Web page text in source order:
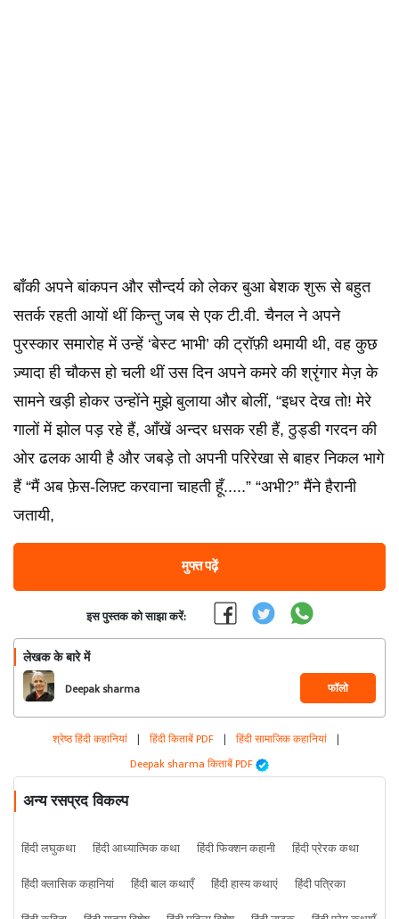
बाँकी अपने बांकपन और सौन्दर्य को लेकर बुआ बेशक शुरू से बहुत
सतर्क रहती आयों थीं किन्तु जब से एक टी.वी. चैनल ने अपने
पुरस्कार समारोह में उन्हें ‘बेस्ट भाभी’ की ट्रॉफ़ी थमायी थी, वह कुछ
ज़्यादा ही चौकस हो चली थीं उस दिन अपने कमरे की श्रृंगार मेज़ के
सामने खड़ी होकर उन्होंने मुझे बुलाया और बोलीं, “इधर देख तो! मेरे
गालों में झोल पड़ रहे हैं, आँखें अन्दर धसक रही हैं, ठुड्डी गरदन की
ओर ढलक आयी है और जबड़े तो अपनी परिरेखा से बाहर निकल भागे
हैं “मैं अब फ़ेस-लिफ़्ट करवाना चाहती हूँ.....” “अभी?” मैंने हैरानी
जतायी,
मुफ्त पढ़ें
इस पुस्तक को साझा करें:
लेखक के बारे में
Deepak sharma फॉलो
श्रेष्ठ हिंदी कहानियां | हिंदी किताबें PDF | हिंदी सामाजिक कहानियां |
Deepak sharma किताबें PDF
अन्य रसप्रद विकल्प
हिंदी लघुकथा हिंदी आध्यात्मिक कथा हिंदी फिक्शन कहानी
हिंदी प्रेरक कथा
हिंदी क्लासिक कहानियां
हिंदी बाल कथाएँ हिंदी हास्य कथाएं
हिंदी पत्रिका